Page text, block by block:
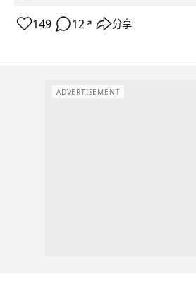
149 12 ↗ 分享
ADVERTISEMENT